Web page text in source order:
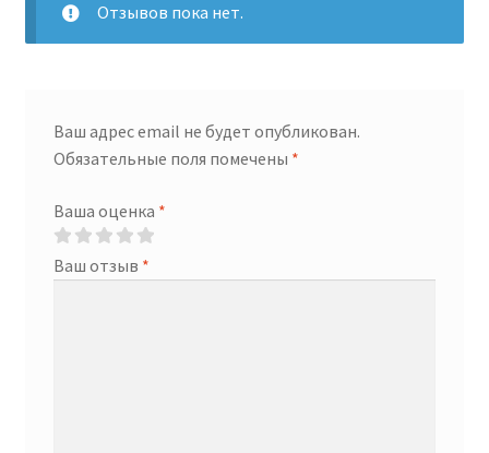
Отзывов пока нет.
Ваш адрес email не будет опубликован.
Обязательные поля помечены *
Ваша оценка *
Ваш отзыв *